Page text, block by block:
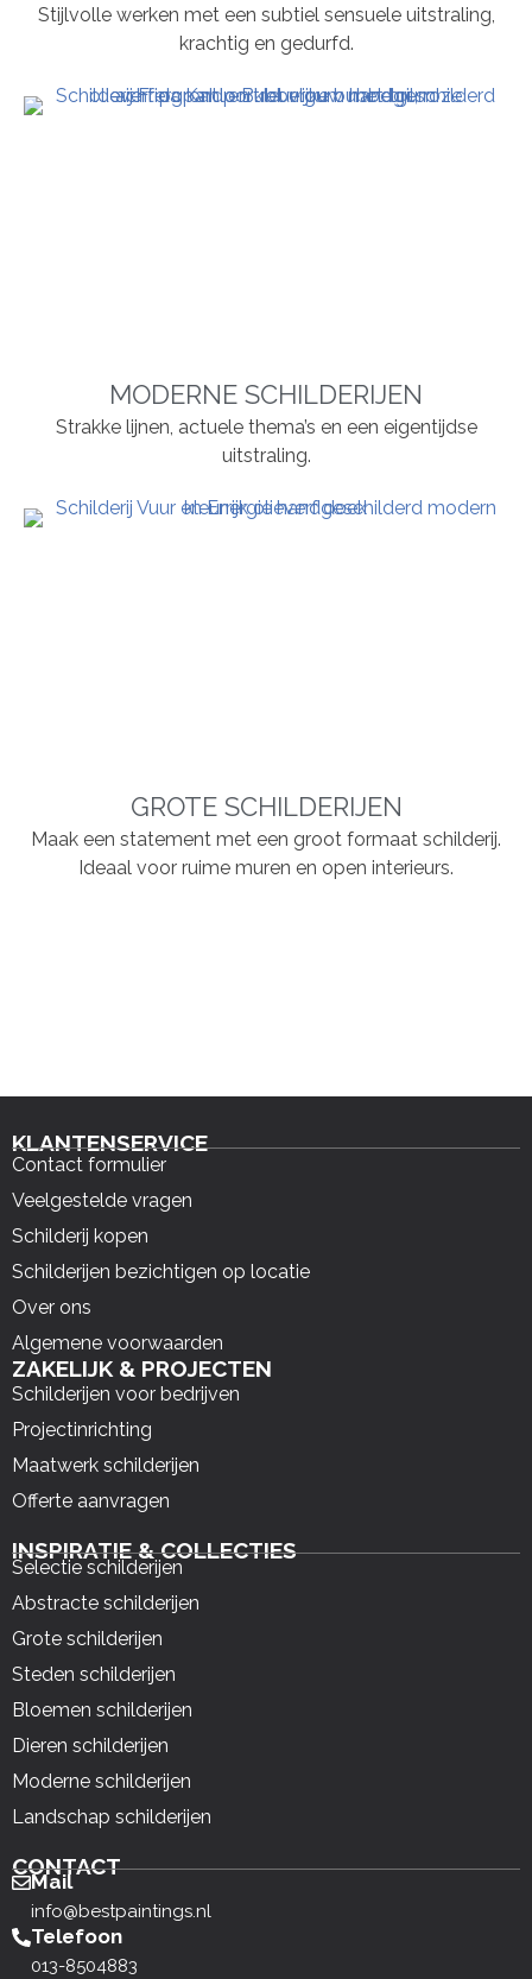
Stijlvolle werken met een subtiel sensuele uitstraling,
krachtig en gedurfd.
MODERNE SCHILDERIJEN
Strakke lijnen, actuele thema’s en een eigentijdse
uitstraling.
GROTE SCHILDERIJEN
Maak een statement met een groot formaat schilderij.
Ideaal voor ruime muren en open interieurs.
KLANTENSERVICE
Contact formulier
Veelgestelde vragen
Schilderij kopen
Schilderijen bezichtigen op locatie
Over ons
Algemene voorwaarden
ZAKELIJK & PROJECTEN
Schilderijen voor bedrijven
Projectinrichting
Maatwerk schilderijen
Offerte aanvragen
INSPIRATIE & COLLECTIES
Selectie schilderijen
Abstracte schilderijen
Grote schilderijen
Steden schilderijen
Bloemen schilderijen
Dieren schilderijen
Moderne schilderijen
Landschap schilderijen
CONTACT
Mail
info@bestpaintings.nl
Telefoon
013-8504883